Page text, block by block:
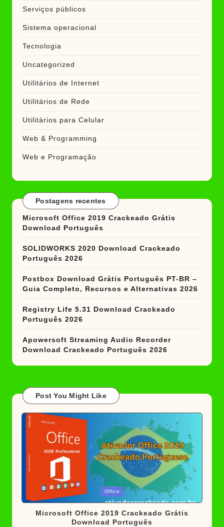
Serviços públicos
Sistema operacional
Tecnologia
Uncategorized
Utilitários de Internet
Utilitários de Rede
Utilitários para Celular
Web & Programming
Web e Programação
Postagens recentes
Microsoft Office 2019 Crackeado Grátis
Download Português
SOLIDWORKS 2020 Download Crackeado
Português 2026
Postbox Download Grátis Português PT-BR –
Guia Completo, Recursos e Alternativas 2026
Registry Life 5.31 Download Crackeado
Português 2026
Apowersoft Streaming Audio Recorder
Download Crackeado Português 2026
Post You Might Like
Posted
in
Office
Microsoft Office 2019 Crackeado Grátis
Download Português